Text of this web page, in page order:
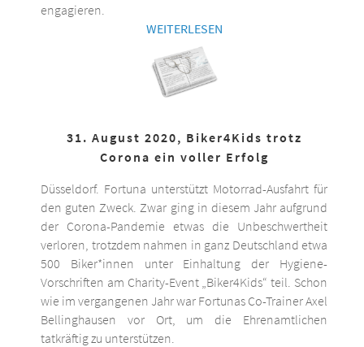
engagieren.
WEITERLESEN
31. August 2020, Biker4Kids trotz
Corona ein voller Erfolg
Düsseldorf. Fortuna unterstützt Motorrad-Ausfahrt für
den guten Zweck. Zwar ging in diesem Jahr aufgrund
der Corona-Pandemie etwas die Unbeschwertheit
verloren, trotzdem nahmen in ganz Deutschland etwa
500 Biker*innen unter Einhaltung der Hygiene-
Vorschriften am Charity-Event „Biker4Kids“ teil. Schon
wie im vergangenen Jahr war Fortunas Co-Trainer Axel
Bellinghausen vor Ort, um die Ehrenamtlichen
tatkräftig zu unterstützen.